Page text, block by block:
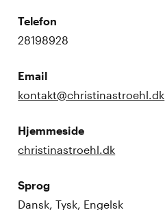
Telefon
28198928
Email
kontakt@christinastroehl.dk
Hjemmeside
christinastroehl.dk
Sprog
Dansk, Tysk, Engelsk